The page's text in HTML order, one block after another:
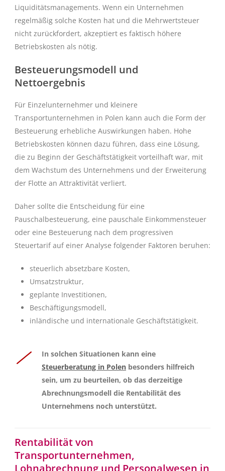
Liquiditätsmanagements. Wenn ein Unternehmen
regelmäßig solche Kosten hat und die Mehrwertsteuer
nicht zurückfordert, akzeptiert es faktisch höhere
Betriebskosten als nötig.
Besteuerungsmodell und
Nettoergebnis
Für Einzelunternehmer und kleinere
Transportunternehmen in Polen kann auch die Form der
Besteuerung erhebliche Auswirkungen haben. Hohe
Betriebskosten können dazu führen, dass eine Lösung,
die zu Beginn der Geschäftstätigkeit vorteilhaft war, mit
dem Wachstum des Unternehmens und der Erweiterung
der Flotte an Attraktivität verliert.
Daher sollte die Entscheidung für eine
Pauschalbesteuerung, eine pauschale Einkommensteuer
oder eine Besteuerung nach dem progressiven
Steuertarif auf einer Analyse folgender Faktoren beruhen:
steuerlich absetzbare Kosten,
Umsatzstruktur,
geplante Investitionen,
Beschäftigungsmodell,
inländische und internationale Geschäftstätigkeit.
In solchen Situationen kann eine
Steuerberatung in Polen besonders hilfreich
sein, um zu beurteilen, ob das derzeitige
Abrechnungsmodell die Rentabilität des
Unternehmens noch unterstützt.
Rentabilität von
Transportunternehmen,
Lohnabrechnung und Personalwesen in